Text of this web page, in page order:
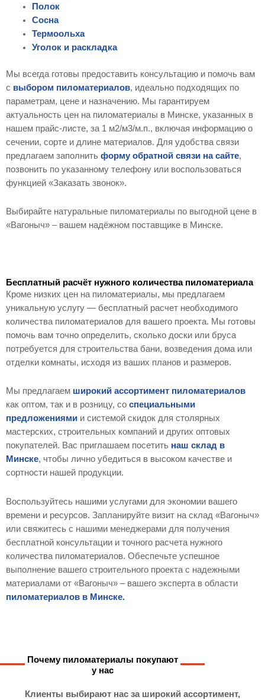
Полок
Сосна
Термоольха
Уголок и раскладка
Мы всегда готовы предоставить консультацию и помочь вам
с выбором пиломатериалов, идеально подходящих по
параметрам, цене и назначению. Мы гарантируем
актуальность цен на пиломатериалы в Минске, указанных в
нашем прайс-листе, за 1 м2/м3/м.п., включая информацию о
сечении, сорте и длине материалов. Для удобства связи
предлагаем заполнить форму обратной связи на сайте,
позвонить по указанному телефону или воспользоваться
функцией «Заказать звонок».
Выбирайте натуральные пиломатериалы по выгодной цене в
«Вагоныч» – вашем надёжном поставщике в Минске.
Бесплатный расчёт нужного количества пиломатериала
Кроме низких цен на пиломатериалы, мы предлагаем
уникальную услугу — бесплатный расчет необходимого
количества пиломатериалов для вашего проекта. Мы готовы
помочь вам точно определить, сколько доски или бруса
потребуется для строительства бани, возведения дома или
отделки комнаты, исходя из ваших планов и размеров.
Мы предлагаем широкий ассортимент пиломатериалов
как оптом, так и в розницу, со специальными
предложениями и системой скидок для столярных
мастерских, строительных компаний и других оптовых
покупателей. Вас приглашаем посетить наш склад в
Минске, чтобы лично убедиться в высоком качестве и
сортности нашей продукции.
Воспользуйтесь нашими услугами для экономии вашего
времени и ресурсов. Запланируйте визит на склад «Вагоныч»
или свяжитесь с нашими менеджерами для получения
бесплатной консультации и точного расчета нужного
количества пиломатериалов. Обеспечьте успешное
выполнение вашего строительного проекта с надежными
материалами от «Вагоныч» – вашего эксперта в области
пиломатериалов в Минске.
Почему пиломатериалы покупают
у нас
Клиенты выбирают нас за широкий ассортимент,